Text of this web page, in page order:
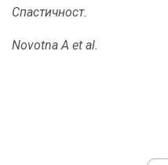
Спастичност.
Novotna A et al.